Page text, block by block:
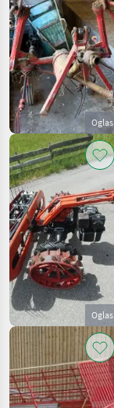
Oglas
Oglas